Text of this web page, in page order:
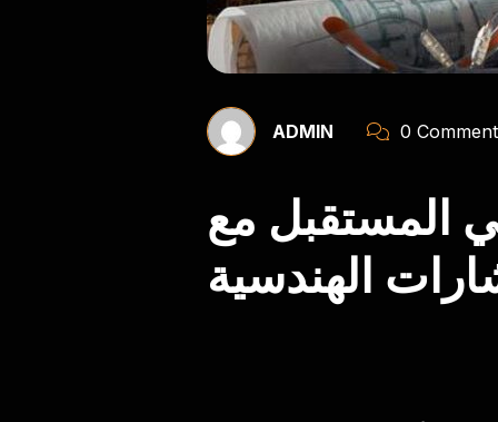
ADMIN 0
المستقبل مع
الهندسية